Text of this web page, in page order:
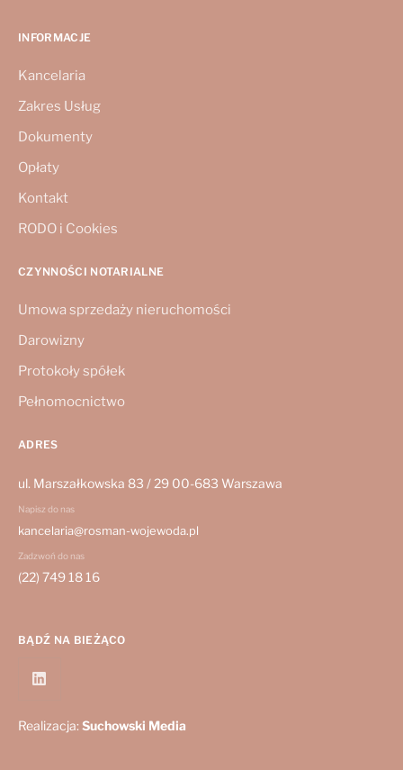
INFORMACJE
Kancelaria
Zakres Usług
Dokumenty
Opłaty
Kontakt
RODO i Cookies
CZYNNOŚCI NOTARIALNE
Umowa sprzedaży nieruchomości
Darowizny
Protokoły spółek
Pełnomocnictwo
ADRES
ul. Marszałkowska 83 / 29 00-683 Warszawa
Napisz do nas
kancelaria@rosman-wojewoda.pl
Zadzwoń do nas
(22) 749 18 16
BĄDŹ NA BIEŻĄCO
Realizacja: Suchowski Media